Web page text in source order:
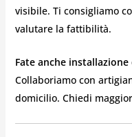
visibile. Ti consigliamo
valutare la fattibilità.
Fate anche
Collaboriamo con
domicilio. Chiedi